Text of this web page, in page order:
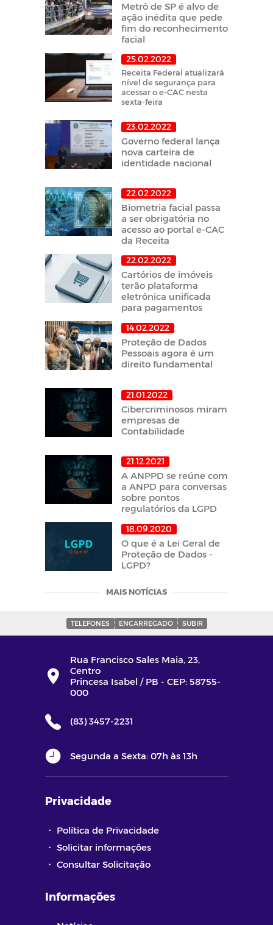
Metrô de SP é alvo de
ação inédita que pede
fim do reconhecimento
facial
25.02.2022
Receita Federal atualizará
nível de segurança para
acessar o e-CAC nesta
sexta-feira
23.02.2022
Governo federal lança
nova carteira de
identidade nacional
22.02.2022
Biometria facial passa
a ser obrigatória no
acesso ao portal e-CAC
da Receita
22.02.2022
Cartórios de imóveis
terão plataforma
eletrônica unificada
para pagamentos
14.02.2022
Proteção de Dados
Pessoais agora é um
direito fundamental
21.01.2022
Cibercriminosos miram
empresas de
Contabilidade
21.12.2021
A ANPPD se reúne com
a ANPD para conversas
sobre pontos
regulatórios da LGPD
18.09.2020
O que é a Lei Geral de
Proteção de Dados -
LGPD?
MAIS NOTÍCIAS
TELEFONES ENCARREGADO SUBIR
Rua Francisco Sales Maia, 23,
Centro
Princesa Isabel / PB - CEP: 58755-
000
(83) 3457-2231
Segunda a Sexta: 07h às 13h
Privacidade
・ Política de Privacidade
・ Solicitar informações
・ Consultar Solicitação
Informações